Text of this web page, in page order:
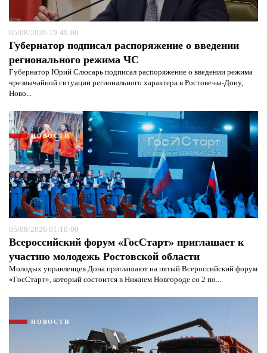
05/08/2026 19:49:00
Губернатор подписал распоряжение о введении
регионального режима ЧС
Губернатор Юрий Слюсарь подписал распоряжение о введении режима
чрезвычайной ситуации регионального характера в Ростове-на-Дону,
Ново...
НОВОСТИ
05/08/2026 01:10:00
Всероссийский форум «ГосСтарт» приглашает к
участию молодежь Ростовской области
Молодых управленцев Дона приглашают на пятый Всероссийский форум
«ГосСтарт», который состоится в Нижнем Новгороде со 2 по...
НОВОСТИ
Я согласен с
Я согласен сполитикой конфиденциальности и
защиты информации*